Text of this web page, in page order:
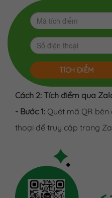
TÍCH ĐIỂM
Cách 2: Tích điểm qua
- Bước 1: Quét mã QR
thoại để truy cập trang